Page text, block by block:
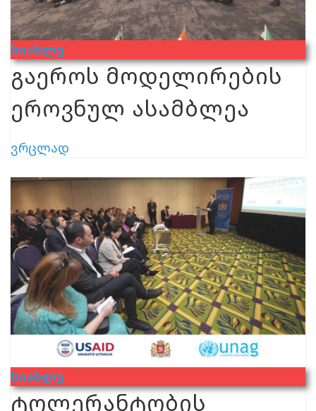
Სიახლე
გაეროს მოდელირების
ეროვნულ ასამბლეა
ვრცლად
Სიახლე
ტოლერანტობის